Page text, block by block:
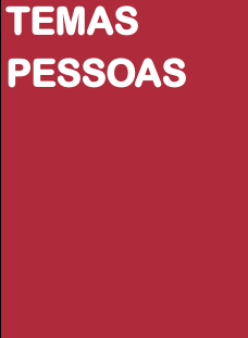
TEMAS
PESSOAS